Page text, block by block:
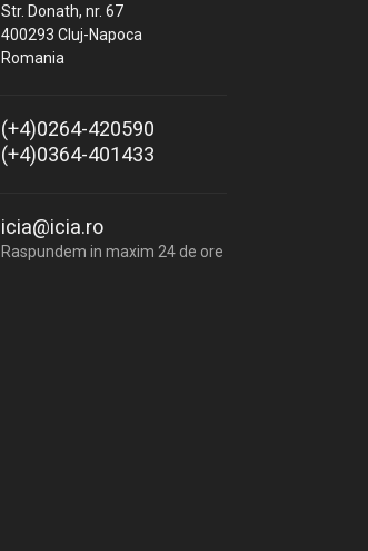
Str. Donath, nr. 67
400293 Cluj-Napoca
Romania
(+4)0264-420590
(+4)0364-401433
icia@icia.ro
Raspundem in maxim 24 de ore